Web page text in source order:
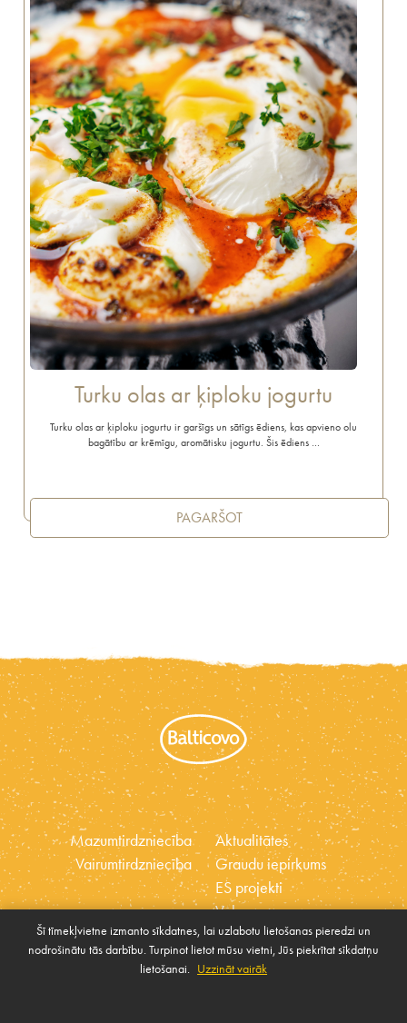
Turku olas ar ķiploku jogurtu
Turku olas ar ķiploku jogurtu ir garšīgs un sātīgs ēdiens, kas apvieno olu
bagātību ar krēmīgu, aromātisku jogurtu. Šis ēdiens …
PAGARŠOT
Mazumtirdzniecība
Vairumtirdzniecība
Sīkdatnes
Aktualitātes
Graudu iepirkums
ES projekti
Vakances
Ētikas kodekss
Sabiedrības atbalsta
Šī tīmekļvietne izmanto sīkdatnes, lai uzlabotu lietošanas pieredzi un
nodrošinātu tās darbību. Turpinot lietot mūsu vietni, Jūs piekrītat sīkdatņu
lietošanai. Uzzināt vairāk